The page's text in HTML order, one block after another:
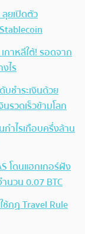
ยเปิดตัว
กาหลีใต้! รอดจาก
ไร
ชำระเงินด้วย
รวดเร็วข้ามโลก
ำไรเกือบครึ่งล้าน
โดนแฮกเกอร์ฝัง
นวน 0.07 BTC
กฏ Travel Rule